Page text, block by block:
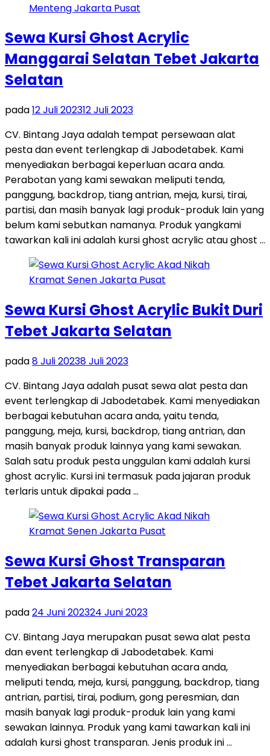
Sewa Kursi Ghost Acrylic
Manggarai Selatan Tebet Jakarta
Selatan
pada12 Juli 202312 Juli 2023
CV. Bintang Jaya adalah tempat persewaan alat
pesta dan event terlengkap di Jabodetabek. Kami
menyediakan berbagai keperluan acara anda.
Perabotan yang kami sewakan meliputi tenda,
panggung, backdrop, tiang antrian, meja, kursi, tirai,
partisi, dan masih banyak lagi produk-produk lain yang
belum kami sebutkan namanya. Produk yangkami
tawarkan kali ini adalah kursi ghost acrylic atau ghost …
Sewa Kursi Ghost Acrylic Bukit Duri
Tebet Jakarta Selatan
pada8 Juli 20238 Juli 2023
CV. Bintang Jaya adalah pusat sewa alat pesta dan
event terlengkap di Jabodetabek. Kami menyediakan
berbagai kebutuhan acara anda, yaitu tenda,
panggung, meja, kursi, backdrop, tiang antrian, dan
masih banyak produk lainnya yang kami sewakan.
Salah satu produk pesta unggulan kami adalah kursi
ghost acrylic. Kursi ini termasuk pada jajaran produk
terlaris untuk dipakai pada …
Sewa Kursi Ghost Transparan
Tebet Jakarta Selatan
pada24 Juni 202324 Juni 2023
CV. Bintang Jaya merupakan pusat sewa alat pesta
dan event terlengkap di Jabodetabek. Kami
menyediakan berbagai kebutuhan acara anda,
meliputi tenda, meja, kursi, panggung, backdrop, tiang
antrian, partisi, tirai, podium, gong peresmian, dan
masih banyak lagi produk-produk lain yang kami
sewakan lainnya. Produk yang kami tawarkan kali ini
adalah kursi ghost transparan. Jenis produk ini …